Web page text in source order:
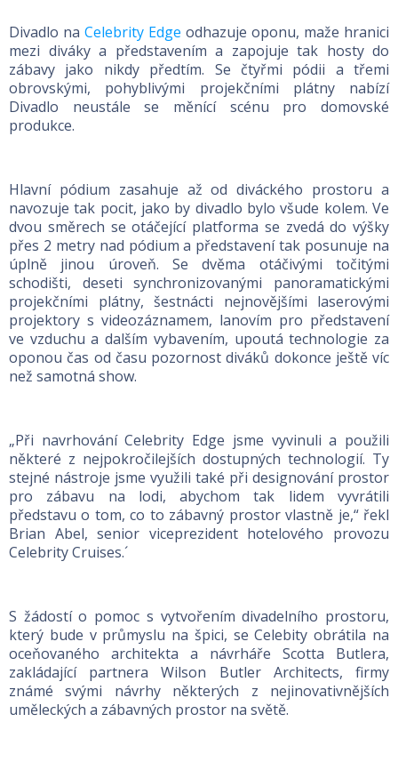
Divadlo na Celebrity Edge odhazuje oponu, maže hranici
mezi diváky a představením a zapojuje tak hosty do
zábavy jako nikdy předtím. Se čtyřmi pódii a třemi
obrovskými, pohyblivými projekčními plátny nabízí
Divadlo neustále se měnící scénu pro domovské
produkce.
Hlavní pódium zasahuje až od diváckého prostoru a
navozuje tak pocit, jako by divadlo bylo všude kolem. Ve
dvou směrech se otáčející platforma se zvedá do výšky
přes 2 metry nad pódium a představení tak posunuje na
úplně jinou úroveň. Se dvěma otáčivými točitými
schodišti, deseti synchronizovanými panoramatickými
projekčními plátny, šestnácti nejnovějšími laserovými
projektory s videozáznamem, lanovím pro představení
ve vzduchu a dalším vybavením, upoutá technologie za
oponou čas od času pozornost diváků dokonce ještě víc
než samotná show.
„Při navrhování Celebrity Edge jsme vyvinuli a použili
některé z nejpokročilejších dostupných technologií. Ty
stejné nástroje jsme využili také při designování prostor
pro zábavu na lodi, abychom tak lidem vyvrátili
představu o tom, co to zábavný prostor vlastně je,“ řekl
Brian Abel, senior viceprezident hotelového provozu
Celebrity Cruises.´
S žádostí o pomoc s vytvořením divadelního prostoru,
který bude v průmyslu na špici, se Celebity obrátila na
oceňovaného architekta a návrháře Scotta Butlera,
zakládající partnera Wilson Butler Architects, firmy
známé svými návrhy některých z nejinovativnějších
uměleckých a zábavných prostor na světě.